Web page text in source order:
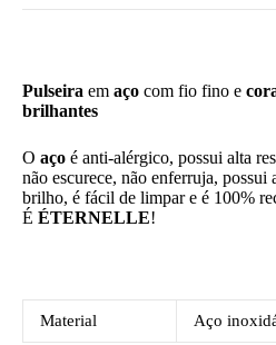
Pulseira em aço com fio fino e
brilhantes
O aço é anti-alérgico, possui alta
não escurece, não enferruja, possui
brilho, é fácil de limpar e é 100%
É ÉTERNELLE!
Material Aço